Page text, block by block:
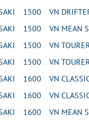
1500 VN
1500 VN MEAN
1500 VN
1500 VN
1600 VN
1600 VN CLASSIC
1600 VN MEAN